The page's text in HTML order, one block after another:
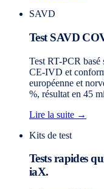
SAVD
Test SAVD
Test RT-PCR
CE-IVD et
européenne et
%, résultat en 45
Lire la suite →
Kits de test
Tests rapides
iaX.